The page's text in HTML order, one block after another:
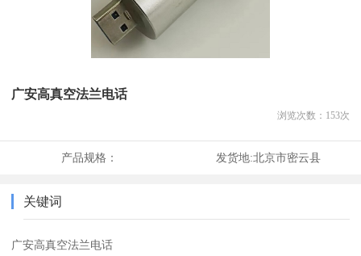
广安高真空法兰电话
浏览次数： 153次
产品规格： 发货地:北京市密云县
关键词
广安高真空法兰电话